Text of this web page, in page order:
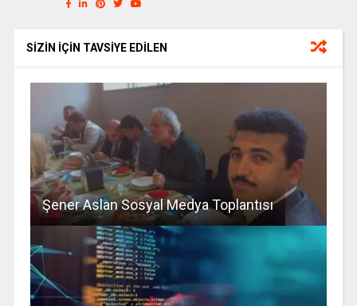
SİZİN İÇİN TAVSİYE EDİLEN
Şener Aslan Sosyal Medya Toplantısı